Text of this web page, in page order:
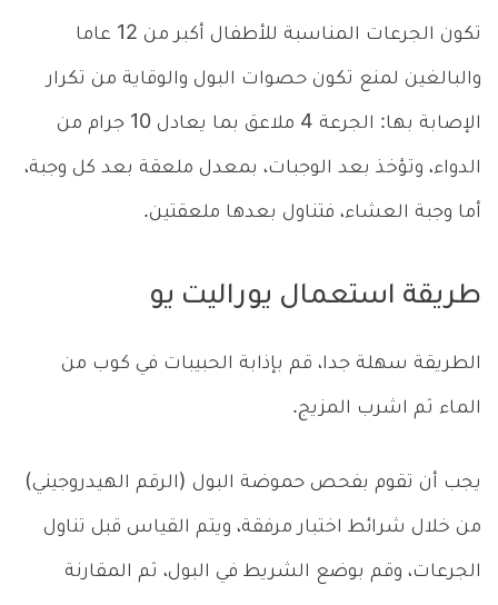
تكون الجرعات المناسبة للأطفال أكبر من 12 عاما
والبالغين لمنع تكون حصوات البول والوقاية من تكرار
الإصابة بها: الجرعة 4 ملاعق بما يعادل 10 جرام من
الدواء، وتؤخذ بعد الوجبات، بمعدل ملعقة بعد كل وجبة،
أما وجبة العشاء، فتناول بعدها ملعقتين.
طريقة استعمال يوراليت يو
الطريقة سهلة جدا، قم بإذابة الحبيبات في كوب من
الماء ثم اشرب المزيج.
يجب أن تقوم بفحص حموضة البول (الرقم الهيدروجيني)
من خلال شرائط اختبار مرفقة، ويتم القياس قبل تناول
الجرعات، وقم بوضع الشريط في البول، ثم المقارنة